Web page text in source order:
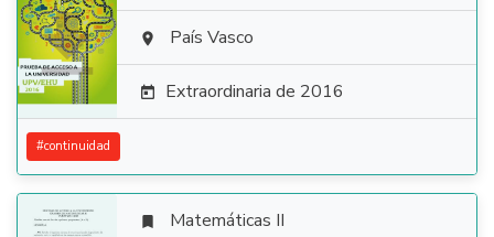
  País Vasco
 Extraordinaria de 2016
#continuidad
 Matemáticas II